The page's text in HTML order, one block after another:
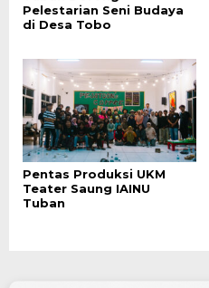
Pelestarian Seni Budaya
di Desa Tobo
Pentas Produksi UKM
Teater Saung IAINU
Tuban